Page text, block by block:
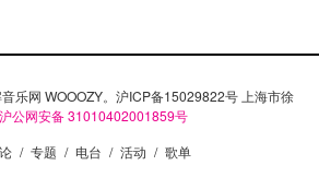
乐网 WOOOZY。沪ICP备15029822号 上海市徐
沪公网安备 31010402001859号
/ 专题 / 电台 / 活动 / 歌单